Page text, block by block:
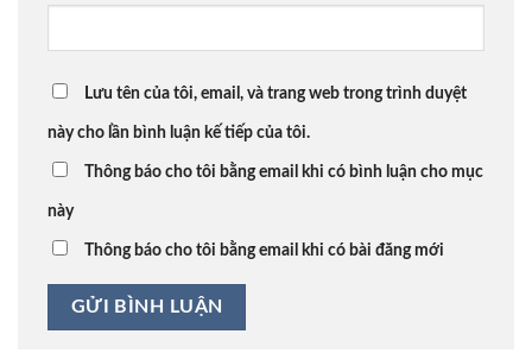
Lưu tên của tôi, email, và trang web trong trình duyệt
này cho lần bình luận kế tiếp của tôi.
Thông báo cho tôi bằng email khi có bình luận cho mục
này
Thông báo cho tôi bằng email khi có bài đăng mới